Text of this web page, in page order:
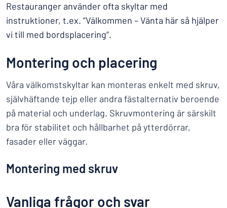
Restauranger använder ofta skyltar med
instruktioner, t.ex. ”Välkommen – Vänta här så hjälper
vi till med bordsplacering”.
Montering och placering
Våra välkomstskyltar kan monteras enkelt med skruv,
självhäftande tejp eller andra fästalternativ beroende
på material och underlag. Skruvmontering är särskilt
bra för stabilitet och hållbarhet på ytterdörrar,
fasader eller väggar.
Montering med skruv
Vanliga frågor och svar